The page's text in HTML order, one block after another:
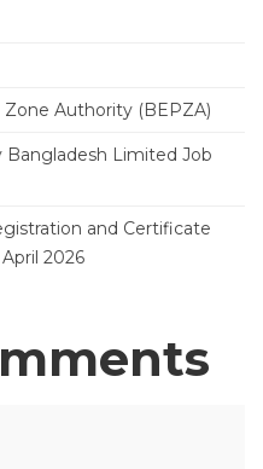
Authority (BEPZA)
Bangladesh Limited Job
and Certificate
2026